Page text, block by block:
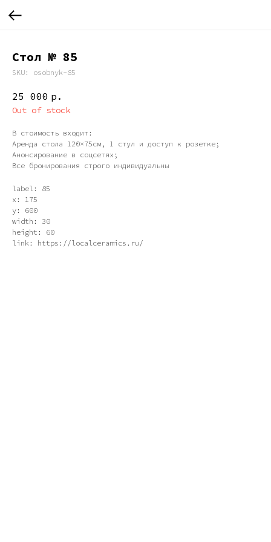
Стол № 85
SKU: osobnyk-85
25 000 р.
Out of stock
В стоимость входит:
Аренда стола 120×75см, 1 стул и доступ к розетке;
Анонсирование в соцсетях;
Все бронирования строго индивидуальны
label: 85
x: 175
y: 600
width: 30
height: 60
link: https://localceramics.ru/